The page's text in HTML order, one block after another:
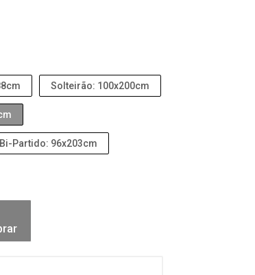
Solteirão: 100x200cm
Partido: 96x203cm